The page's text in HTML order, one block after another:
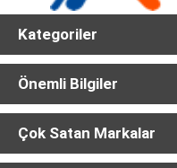
Kategoriler
Önemli Bilgiler
Çok Satan Markalar